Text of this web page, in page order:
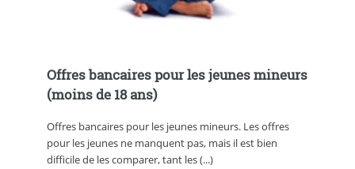
Offres bancaires pour les jeunes mineurs
(moins de 18 ans)
Offres bancaires pour les jeunes mineurs. Les offres
pour les jeunes ne manquent pas, mais il est bien
difficile de les comparer, tant les (...)